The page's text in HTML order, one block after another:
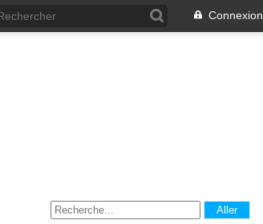
Connexion